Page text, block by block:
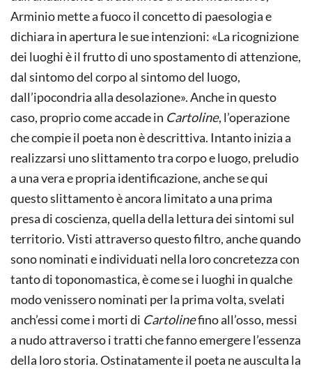
Arminio mette a fuoco il concetto di paesologia e
dichiara in apertura le sue intenzioni: «La ricognizione
dei luoghi è il frutto di uno spostamento di attenzione,
dal sintomo del corpo al sintomo del luogo,
dall’ipocondria alla desolazione». Anche in questo
caso, proprio come accade in Cartoline, l’operazione
che compie il poeta non è descrittiva. Intanto inizia a
realizzarsi uno slittamento tra corpo e luogo, preludio
a una vera e propria identificazione, anche se qui
questo slittamento è ancora limitato a una prima
presa di coscienza, quella della lettura dei sintomi sul
territorio. Visti attraverso questo filtro, anche quando
sono nominati e individuati nella loro concretezza con
tanto di toponomastica, è come se i luoghi in qualche
modo venissero nominati per la prima volta, svelati
anch’essi come i morti di Cartolinefino all’osso, messi
a nudo attraverso i tratti che fanno emergere l’essenza
della loro storia. Ostinatamente il poeta ne ausculta la